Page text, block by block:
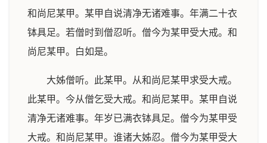
和尚尼某甲。某甲自说清净无诸难事。年满二十衣
钵具足。若僧时到僧忍听。僧今为某甲受大戒。和
尚尼某甲。白如是。
大姊僧听。此某甲。从和尚尼某甲求受大戒。
此某甲。今从僧乞受大戒。和尚尼某甲。某甲自说
清净无诸难事。年岁已满衣钵具足。僧今为某甲受
大戒。和尚尼某甲。谁诸大姊忍。僧今为某甲受大